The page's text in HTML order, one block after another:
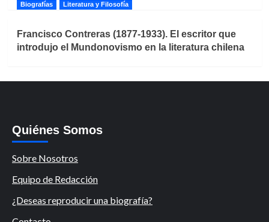
Biografías Literatura y Filosofía
Francisco Contreras (1877-1933). El escritor que
introdujo el Mundonovismo en la literatura chilena
Quiénes Somos
Sobre Nosotros
Equipo de Redacción
¿Deseas reproducir una biografía?